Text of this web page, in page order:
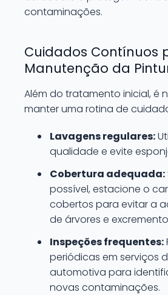
contaminações.
Cuidados Contínuos
Manutenção da
Além do tratamento inicial, é
manter uma rotina de
Lavagens regulares:
qualidade e evite
Cobertura adequada:
possível, estacione o
cobertos para evitar a
de árvores e
Inspeções frequentes:
periódicas em serviços
automotiva para
novas contaminações.